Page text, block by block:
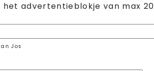
advertentieblokje van max 20
Jos